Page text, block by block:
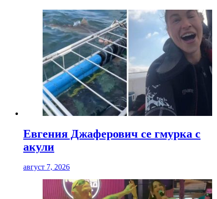
Евгения Джаферович се гмурка с
акули
август 7, 2026